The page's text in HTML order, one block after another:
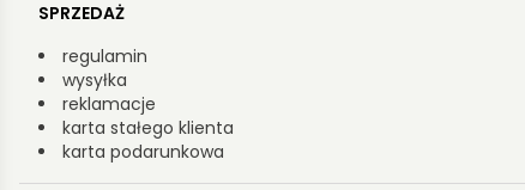
SPRZEDAŻ
regulamin
wysyłka
reklamacje
karta stałego klienta
karta podarunkowa